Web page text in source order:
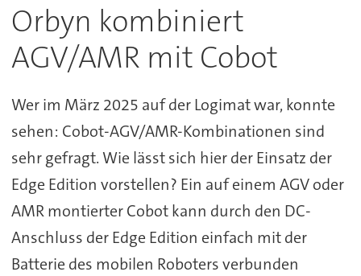
Orbyn kombiniert
AGV/AMR mit Cobot
Wer im März 2025 auf der Logimat war, konnte
sehen: Cobot-AGV/AMR-Kombinationen sind
sehr gefragt. Wie lässt sich hier der Einsatz der
Edge Edition vorstellen? Ein auf einem AGV oder
AMR montierter Cobot kann durch den DC-
Anschluss der Edge Edition einfach mit der
Batterie des mobilen Roboters verbunden